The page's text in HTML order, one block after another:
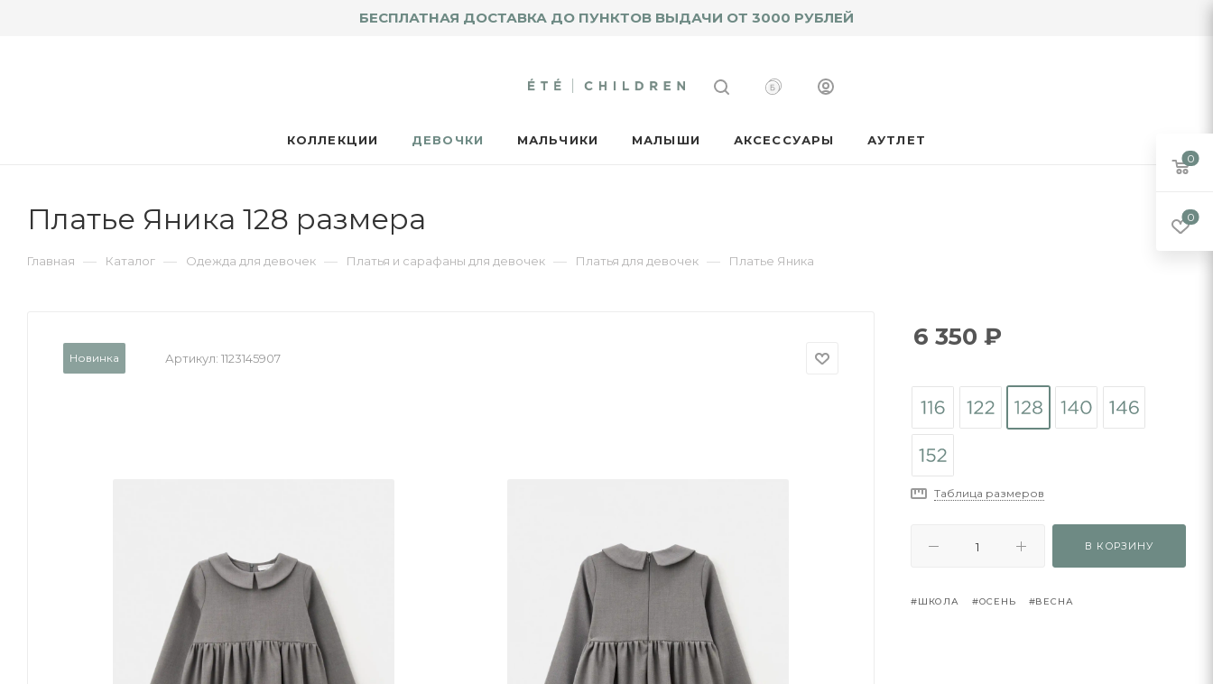
БЕСПЛАТНАЯ ДОСТАВКА ДО ПУНКТОВ ВЫДАЧИ ОТ 3000 РУБЛЕЙ
КОЛЛЕКЦИИ ДЕВОЧКИ МАЛЬЧИКИ МАЛЫШИ АКСЕССУАРЫ АУТЛЕТ
Платье Яника 128 размера
Главная — Каталог — Одежда для девочек — Платья и сарафаны для девочек — Платья для девочек — Платье Яника
Новинка Артикул: 1123145907
6 350 ₽
Таблица размеров
В КОРЗИНУ
#ШКОЛА #ОСЕНЬ #ВЕСНА
0
0